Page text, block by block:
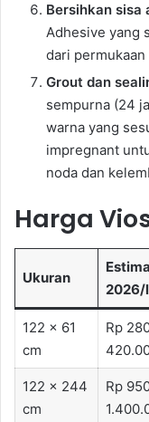
Bersihkan sisa
Adhesive yang
dari permukaan
Grout dan
sempurna (24
warna yang
impregnant
noda dan
Harga
Ukuran
2026/
122 × 61
cm
Rp
122 × 244
cm
Rp